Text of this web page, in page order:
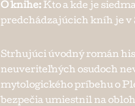
O knihe: Kto a kde je
predchádzajúcich kníh je v
Strhujúci úvodný román
neuveriteľných osudoch
mytologického príbehu o
bezpečia umiestnil na